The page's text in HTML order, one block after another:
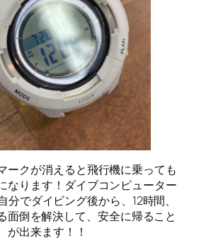
ークが消えると飛行機に乗っても
なります！ダイブコンピューター
分でダイビング後から、12時間、
面倒を解決して、安全に帰ること
が出来ます！！